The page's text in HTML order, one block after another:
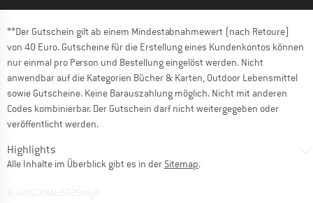
**Der Gutschein gilt ab einem Mindestabnahmewert (nach Retoure)
von 40 Euro. Gutscheine für die Erstellung eines Kundenkontos können
nur einmal pro Person und Bestellung eingelöst werden. Nicht
anwendbar auf die Kategorien Bücher & Karten, Outdoor Lebensmittel
sowie Gutscheine. Keine Barauszahlung möglich. Nicht mit anderen
Codes kombinierbar. Der Gutschein darf nicht weitergegeben oder
veröffentlicht werden.
Highlights
Alle Inhalte im Überblick gibt es in der Sitemap.